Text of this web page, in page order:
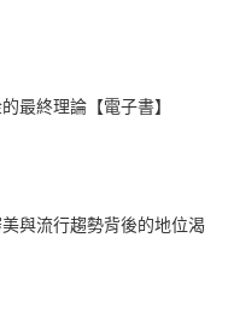
最終理論【電子書】
與流行趨勢背後的地位渴